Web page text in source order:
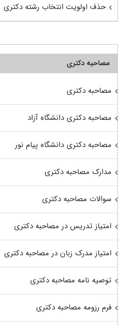
حذف اولویت انتخاب رشته دکتری
مصاحبه دکتری
مصاحبه دکتری
مصاحبه دکتری دانشگاه آزاد
مصاحبه دکتری دانشگاه پیام نور
مدارک مصاحبه دکتری
سوالات مصاحبه دکتری
امتیاز تدریس در مصاحبه دکتری
امتیاز مدرک زبان در مصاحبه دکتری
توصیه نامه مصاحبه دکتری
فرم رزومه مصاحبه دکتری